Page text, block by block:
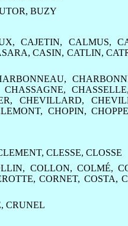
, BUZY
,CAJETIN, CALMUS,
,CASIN, CATLIN,
,
CHASSAGNE, CHASSELLE
, CHEVILLARD,
, CHOPIN,CHOPPE
, CLESSE, CLOSSE
, COLLON,COLMÉ,
,CORNET, COSTA,
, CRUNEL